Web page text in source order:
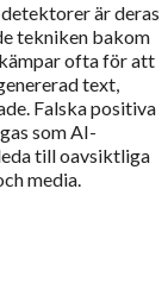
är deras
tekniken bakom
ofta för att
text,
Falska positiva
som AI-
till oavsiktliga
media.